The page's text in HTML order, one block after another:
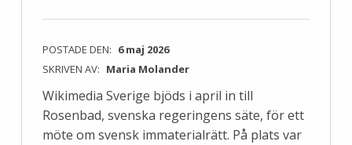
POSTADE DEN: 6 maj 2026
SKRIVEN AV: Maria Molander
Wikimedia Sverige bjöds i april in till
Rosenbad, svenska regeringens säte, för ett
möte om svensk immaterialrätt. På plats var